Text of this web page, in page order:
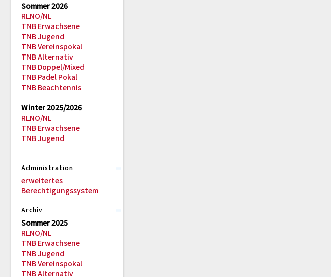
Sommer 2026
RLNO/NL
TNB Erwachsene
TNB Jugend
TNB Vereinspokal
TNB Alternativ
TNB Doppel/Mixed
TNB Padel Pokal
TNB Beachtennis
Winter 2025/2026
RLNO/NL
TNB Erwachsene
TNB Jugend
Administration
erweitertes
Berechtigungssystem
Archiv
Sommer 2025
RLNO/NL
TNB Erwachsene
TNB Jugend
TNB Vereinspokal
TNB Alternativ